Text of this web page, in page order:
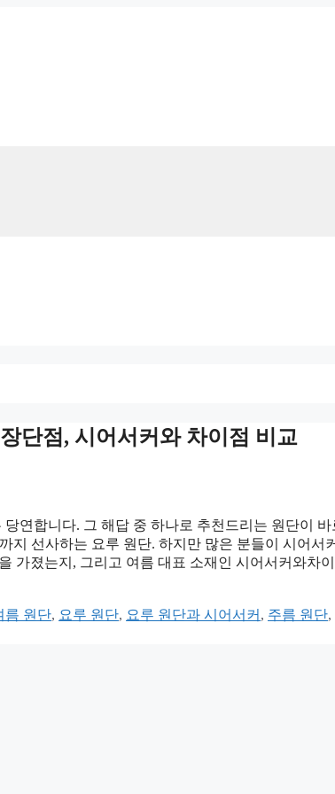
단점, 시어서커와 차이점 비교
연합니다. 그 해답 중 하나로 추천드리는 원단이 바
지 선사하는 요루 원단. 하지만 많은 분들이 시어서
가졌는지, 그리고 여름 대표 소재인 시어서커와차
름 원단, 요루 원단, 요루 원단과 시어서커 , 주름 원단,